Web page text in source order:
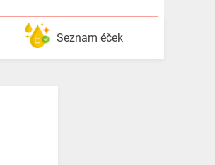
Seznam éček